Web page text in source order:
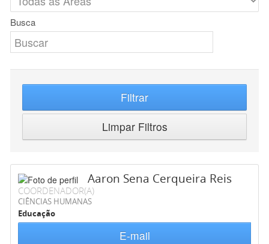
Busca
Filtrar
Limpar Filtros
Aaron Sena Cerqueira Reis
COORDENADOR(A)
CIÊNCIAS HUMANAS
Educação
E-mail